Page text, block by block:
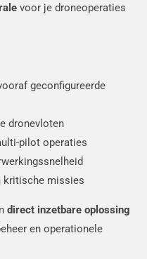
voor je droneoperaties
geconfigureerde
dronevloten
pilot operaties
kritische missies
direct inzetbare oplossing
en operationele